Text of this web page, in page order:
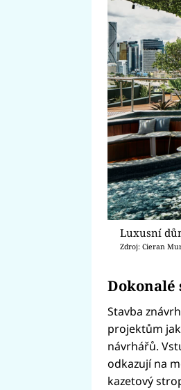
Luxusní
Zdroj: Cieran
Dokonalé
Stavba
projektům
návrhářů.
odkazují na
kazetový